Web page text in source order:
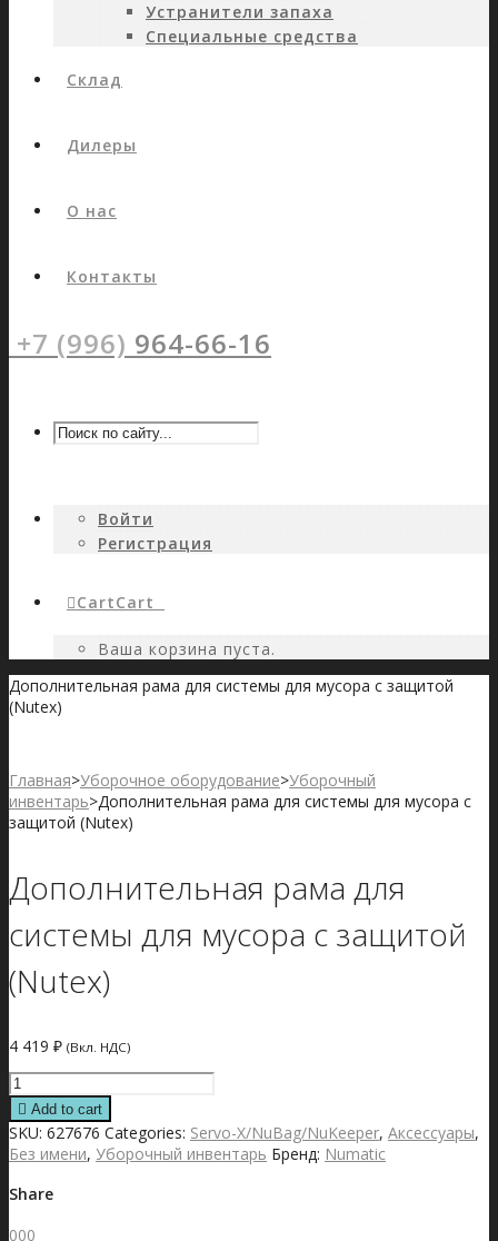
Устранители запаха
Специальные средства
Склад
Дилеры
О нас
Контакты
+7 (996) 964-66-16
Войти
Регистрация
CartCart
Ваша корзина пуста.
Дополнительная рама для системы для мусора с защитой
(Nutex)
Главная>Уборочное оборудование>Уборочный
инвентарь>Дополнительная рама для системы для мусора с
защитой (Nutex)
Дополнительная рама для
системы для мусора с защитой
(Nutex)
4 419 ₽ (Вкл. НДС)
Дополнительная
рама
для
системы
для
мусора
защитой
Add to cart
SKU: 627676 Categories: Servo-X/NuBag/NuKeeper, Аксессуары,
Без имени, Уборочный инвентарь Бренд: Numatic
Share
000